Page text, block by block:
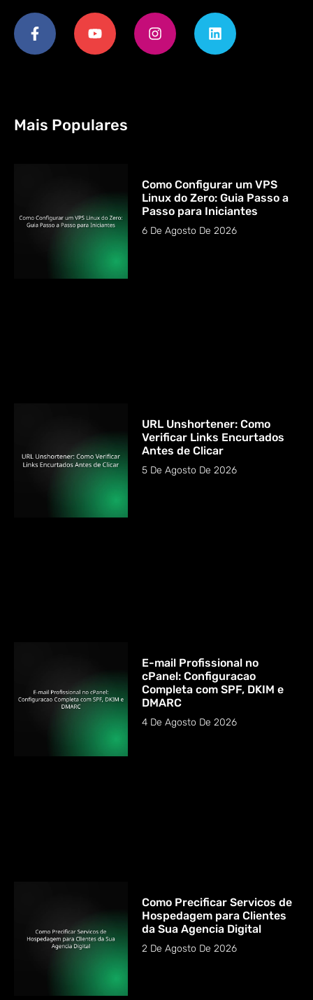
Mais Populares
Como Configurar um VPS
Linux do Zero: Guia Passo a
Passo para Iniciantes
6 De Agosto De 2026
URL Unshortener: Como
Verificar Links Encurtados
Antes de Clicar
5 De Agosto De 2026
E-mail Profissional no
cPanel: Configuracao
Completa com SPF, DKIM e
DMARC
4 De Agosto De 2026
Como Precificar Servicos de
Hospedagem para Clientes
da Sua Agencia Digital
2 De Agosto De 2026